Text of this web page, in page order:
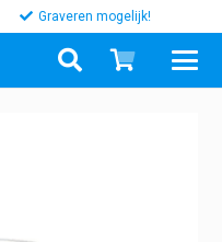
Graveren mogelijk!